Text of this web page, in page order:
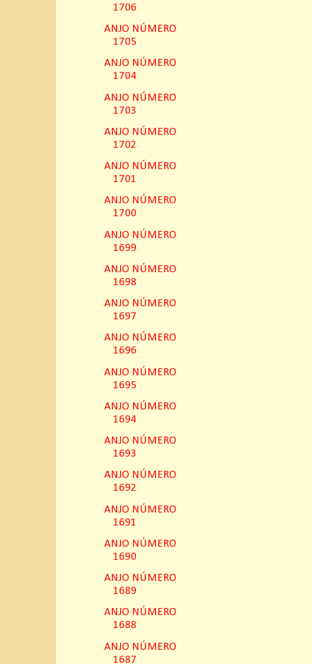
1706
ANJO NÚMERO
1705
ANJO NÚMERO
1704
ANJO NÚMERO
1703
ANJO NÚMERO
1702
ANJO NÚMERO
1701
ANJO NÚMERO
1700
ANJO NÚMERO
1699
ANJO NÚMERO
1698
ANJO NÚMERO
1697
ANJO NÚMERO
1696
ANJO NÚMERO
1695
ANJO NÚMERO
1694
ANJO NÚMERO
1693
ANJO NÚMERO
1692
ANJO NÚMERO
1691
ANJO NÚMERO
1690
ANJO NÚMERO
1689
ANJO NÚMERO
1688
ANJO NÚMERO
1687